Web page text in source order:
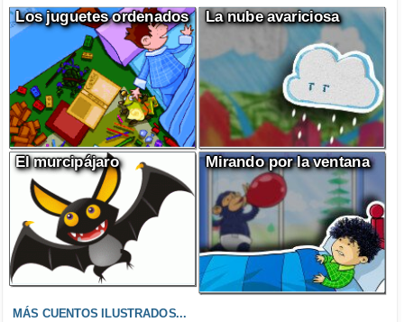
Los juguetes ordenados La nube avariciosa
El murcipájaro Mirando por la ventana
MÁS CUENTOS ILUSTRADOS...